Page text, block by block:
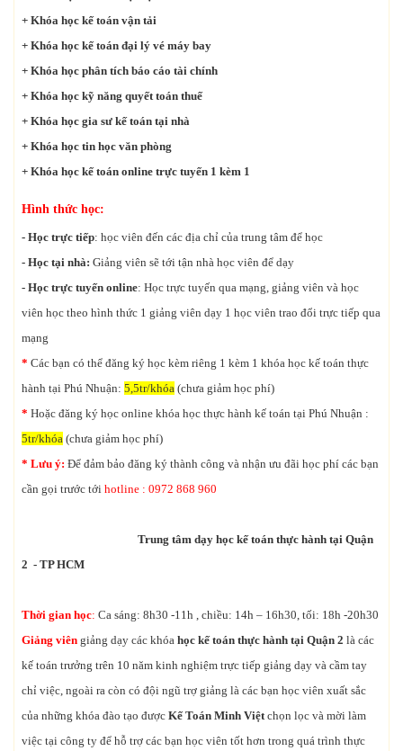
+ Khóa học kế toán vận tải
+ Khóa học kế toán đại lý vé máy bay
+ Khóa học phân tích báo cáo tài chính
+ Khóa học kỹ năng quyết toán thuế
+ Khóa học gia sư kế toán tại nhà
+ Khóa học tin học văn phòng
+ Khóa học kế toán online trực tuyến 1 kèm 1
Hình thức học:
- Học trực tiếp: học viên đến các địa chỉ của trung tâm để học
- Học tại nhà: Giảng viên sẽ tới tận nhà học viên để dạy
- Học trực tuyến online: Học trực tuyến qua mạng, giảng viên và học
viên học theo hình thức 1 giảng viên dạy 1 học viên trao đổi trực tiếp qua
mạng
* Các bạn có thể đăng ký học kèm riêng 1 kèm 1 khóa học kế toán thực
hành tại Phú Nhuận: 5,5tr/khóa (chưa giảm học phí)
* Hoặc đăng ký học online khóa học thực hành kế toán tại Phú Nhuận :
5tr/khóa (chưa giảm học phí)
* Lưu ý: Để đảm bảo đăng ký thành công và nhận ưu đãi học phí các bạn
cần gọi trước tới hotline : 0972 868 960
Trung tâm dạy học kế toán thực hành tại Quận
2 - TP HCM
Thời gian học: Ca sáng: 8h30 -11h , chiều: 14h – 16h30, tối: 18h -20h30
Giảng viên giảng dạy các khóa học kế toán thực hành tại Quận 2 là các
kế toán trưởng trên 10 năm kinh nghiệm trực tiếp giảng dạy và cầm tay
chỉ việc, ngoài ra còn có đội ngũ trợ giảng là các bạn học viên xuất sắc
của những khóa đào tạo được Kế Toán Minh Việtchọn lọc và mời làm
việc tại công ty để hỗ trợ các bạn học viên tốt hơn trong quá trình thực